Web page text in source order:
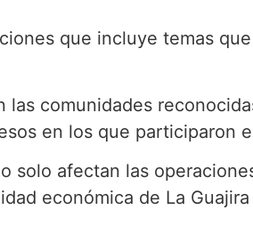
que incluye temas
comunidades
en los que participaron
solo afectan las
económica de La